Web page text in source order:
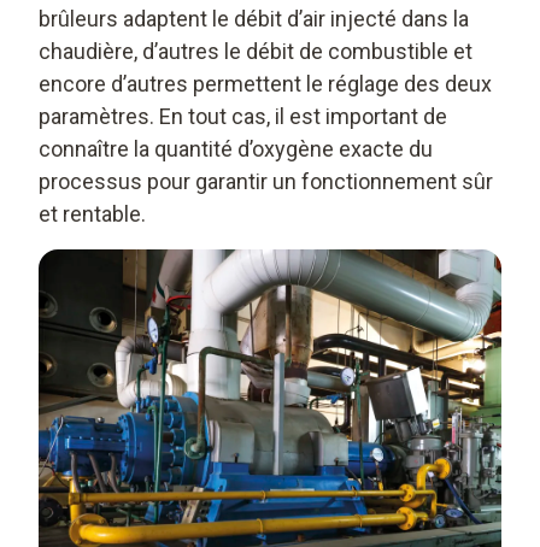
brûleurs adaptent le débit d’air injecté dans la
chaudière, d’autres le débit de combustible et
encore d’autres permettent le réglage des deux
paramètres. En tout cas, il est important de
connaître la quantité d’oxygène exacte du
processus pour garantir un fonctionnement sûr
et rentable.